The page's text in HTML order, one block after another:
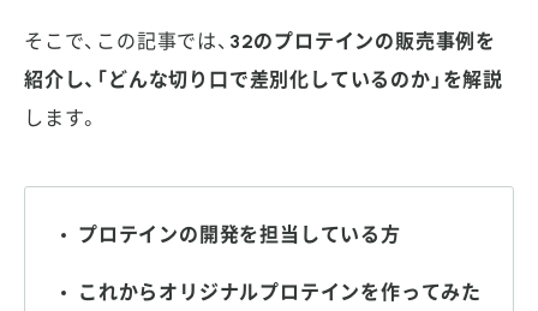
そこで、この記事では、 32のプロテインの販売事例を
紹介し、「どんな切り口で差別化しているのか」を解説
します。
プロテインの開発を担当している方
これからオリジナルプロテインを作ってみた